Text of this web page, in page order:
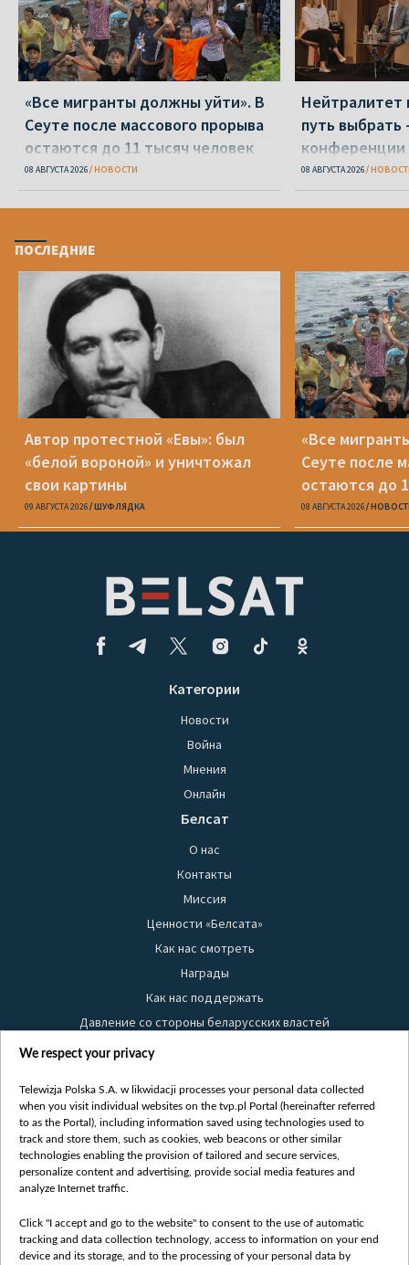
«Все мигранты должны уйти». В
Сеуте после массового прорыва
остаются до 11 тысяч человек
08 АВГУСТА 2026 НОВОСТИ
Нейтралитет
путь выбрать
конференции
08 АВГУСТА 2026
ПОСЛЕДНИЕ
Автор протестной «Евы»: был
«белой вороной» и уничтожал
свои картины
09 АВГУСТА 2026 ШУФЛЯДКА
«Все
Сеуте после
остаются до
08 АВГУСТА 2026
Категории
Новости
Война
Мнения
Онлайн
Белсат
О нас
Контакты
Миссия
Ценности «Белсата»
Как нас смотреть
Награды
Как нас поддержать
Давление со стороны беларусских властей
Правила использования материалов
Безопасность
Youtube
Белсат news
Белсат Life
Belsat English
Biełsat PL
We respect your privacy
Telewizja Polska S.A. w likwidacji processes your personal data collected
when you visit individual websites on the tvp.pl Portal (hereinafter referred
to as the Portal), including information saved using technologies used to
track and store them, such as cookies, web beacons or other similar
technologies enabling the provision of tailored and secure services,
personalize content and advertising, provide social media features and
analyze Internet traffic.
Click "I accept and go to the website" to consent to the use of automatic
tracking and data collection technology, access to information on your end
device and its storage, and to the processing of your personal data by